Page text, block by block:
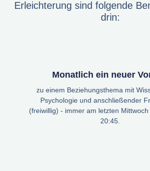
Erleichterung sind folgende
drin:
Monatlich ein neuer
zu einem Beziehungsthema mit
Psychologie und anschließender
(freiwillig) - immer am letzten
20:45.